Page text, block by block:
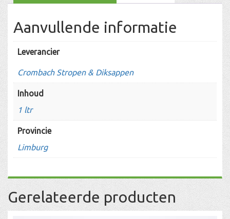
Aanvullende informatie
Leverancier
Crombach Stropen & Diksappen
Inhoud
1 ltr
Provincie
Limburg
Gerelateerde producten